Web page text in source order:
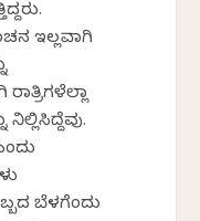
ಇಲ್ಲವಾಗಿ
ರಾತ್ರಿಗಳೆಲ್ಲಾ
ನಿಲ್ಲಿಸಿದ್ದೆವು.
ಬೆಳಗೆಂದು